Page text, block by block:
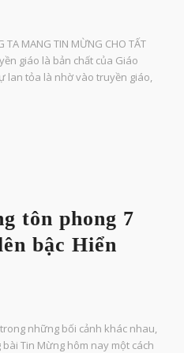
TA MANG TIN MỪNG CHO TẤT
giáo là bản chất của Giáo
lan tỏa là nhờ vào truyền giáo,
tôn phong 7
bậc Hiển
những bối cảnh khác nhau,
Tin Mừng hôm nay một cách